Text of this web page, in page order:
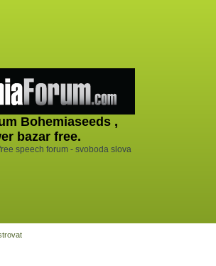
Bohemiaseeds ,
bazar free.
speech forum - svoboda slova